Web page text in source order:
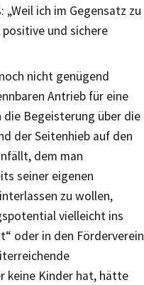
ich im Gegensatz zu
positive und sichere
nicht genügend
Antrieb für eine
Begeisterung über die
der Seitenhieb auf den
dem man
seiner eigenen
zu wollen,
vielleicht ins
oder in den Förderverein
keine Kinder hat, hätte